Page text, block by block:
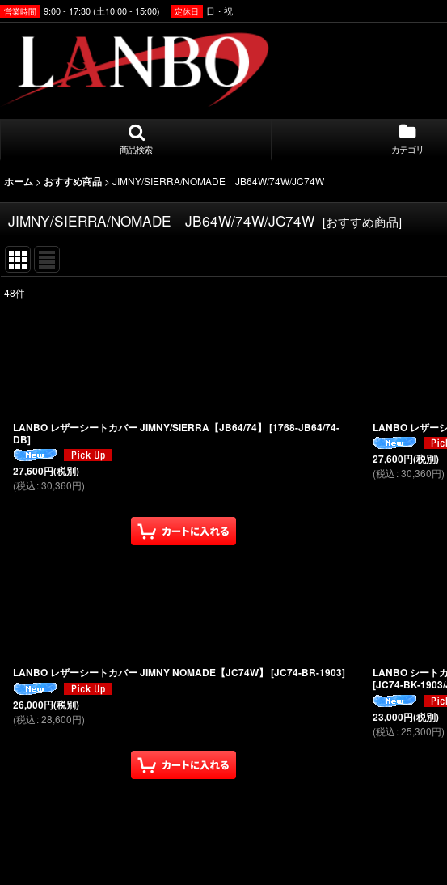
営業時間 9:00 - 17:30 (土10:00 - 15:00) 定休日 日・祝
商品検索 カテゴリ
ホーム > おすすめ商品 > JIMNY/SIERRA/NOMADE JB64W/74W/JC74W
JIMNY/SIERRA/NOMADE JB64W/74W/JC74W [おすすめ商品]
48件
LANBO レザーシートカバー JIMNY/SIERRA【JB64/74】 [1768-JB64/74-
DB]
27,600円(税別)
(税込:30,360円)
LANBO レザー
27,600円(税別)
(税込:30,360円)
LANBO レザーシートカバー JIMNY NOMADE【JC74W】 [JC74-BR-1903]
26,000円(税別)
(税込:28,600円)
LANBO シート
[JC74-BK-
23,000円(税別)
(税込:25,300円)